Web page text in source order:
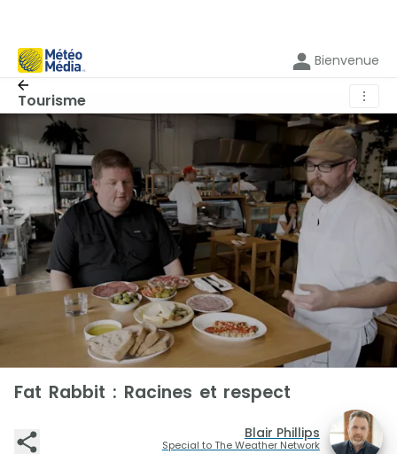
Bienvenue
Tourisme ⋮
Fat Rabbit : Racines et respect
Blair Phillips
Special to The Weather Network